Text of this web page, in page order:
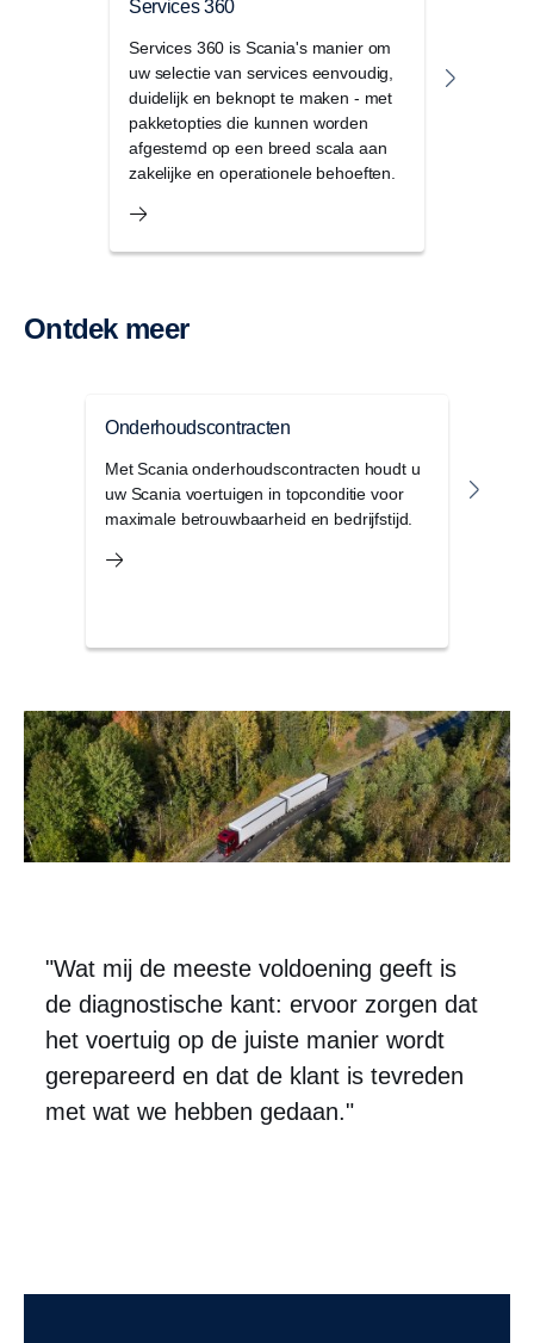
Services 360
Services 360 is Scania's manier om
uw selectie van services eenvoudig,
duidelijk en beknopt te maken - met
pakketopties die kunnen worden
afgestemd op een breed scala aan
zakelijke en operationele behoeften.
Ontdek meer
Onderhoudscontracten
Met Scania onderhoudscontracten houdt u
uw Scania voertuigen in topconditie voor
maximale betrouwbaarheid en bedrijfstijd.
"Wat mij de meeste voldoening geeft is
de diagnostische kant: ervoor zorgen dat
het voertuig op de juiste manier wordt
gerepareerd en dat de klant is tevreden
met wat we hebben gedaan."